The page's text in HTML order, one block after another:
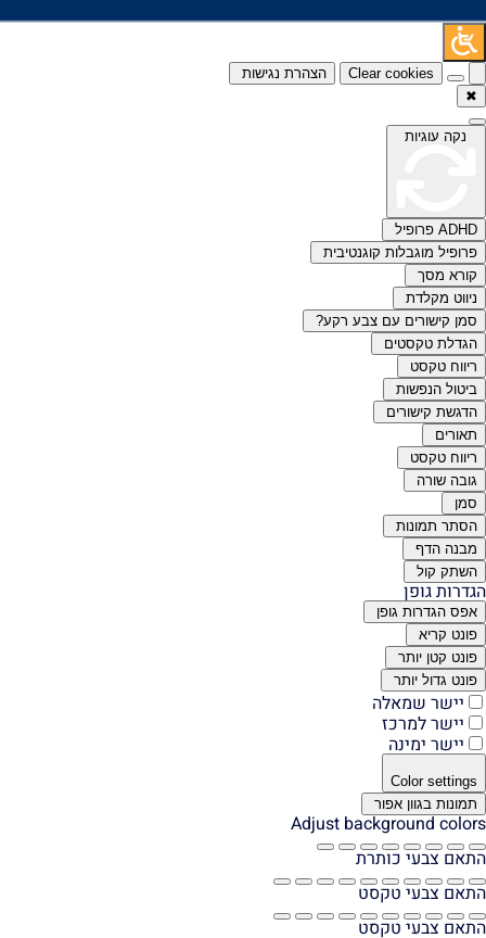
Clear cookies
הצהרת נגישות
✖
נקה עוגיות
ADHD פרופיל
פרופיל מוגבלות קוגנטיבית
קורא מסך
ניווט מקלדת
סמן קישורים עם צבע רקע?
הגדלת טקסטים
ריווח טקסט
ביטול הנפשות
הדגשת קישורים
תאורים
ריווח טקסט
גובה שורה
סמן
הסתר תמונות
מבנה הדף
השתק קול
הגדרות גופן
אפס הגדרות גופן
פונט קריא
פונט קטן יותר
פונט גדול יותר
יישר שמאלה
יישר למרכז
יישר ימינה
Color settings
תמונות בגוון אפור
Adjust background colors
התאם צבעי כותרת
התאם צבעי טקסט
התאם צבעי טקסט